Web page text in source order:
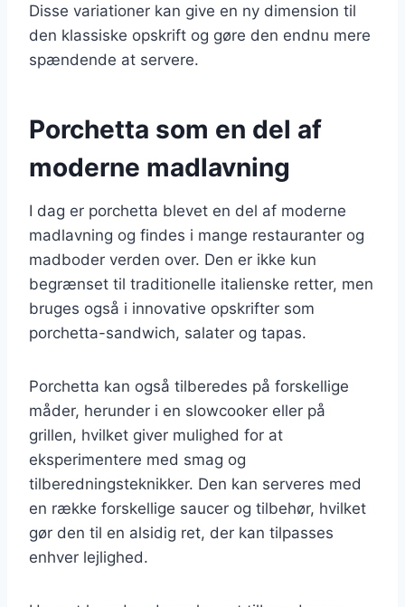
Disse variationer kan give en ny dimension til
den klassiske opskrift og gøre den endnu mere
spændende at servere.
Porchetta som en del af
moderne madlavning
I dag er porchetta blevet en del af moderne
madlavning og findes i mange restauranter og
madboder verden over. Den er ikke kun
begrænset til traditionelle italienske retter, men
bruges også i innovative opskrifter som
porchetta-sandwich, salater og tapas.
Porchetta kan også tilberedes på forskellige
måder, herunder i en slowcooker eller på
grillen, hvilket giver mulighed for at
eksperimentere med smag og
tilberedningsteknikker. Den kan serveres med
en række forskellige saucer og tilbehør, hvilket
gør den til en alsidig ret, der kan tilpasses
enhver lejlighed.